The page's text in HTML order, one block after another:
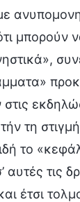
μπορούν
τη
το
αυτές τις
έτσι